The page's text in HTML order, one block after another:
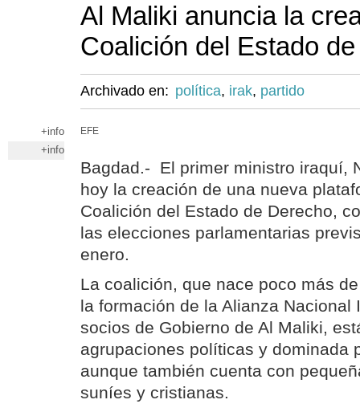
Al Maliki anuncia la
Coalición del Estado
Archivado en: política, irak, partido
+info
+info
EFE
Bagdad.- El primer ministro iraquí,
hoy la creación de una nueva
Coalición del Estado de Derecho,
las elecciones parlamentarias
enero.
La coalición, que nace poco más
la formación de la Alianza Nacional
socios de Gobierno de Al Maliki,
agrupaciones políticas y dominada
aunque también cuenta con
suníes y cristianas.